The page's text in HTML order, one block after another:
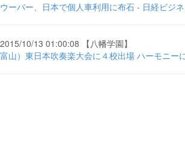
ウーバー、日本で個人車利用に布石 - 日経ビジ
2015/10/13 01:00:08 【八幡学園】
富山）東日本吹奏楽大会に４校出場 ハーモニー